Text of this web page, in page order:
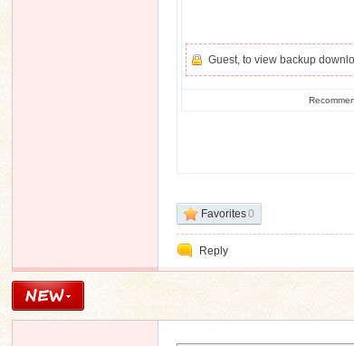
Guest, to view backup
Favorites0
Reply